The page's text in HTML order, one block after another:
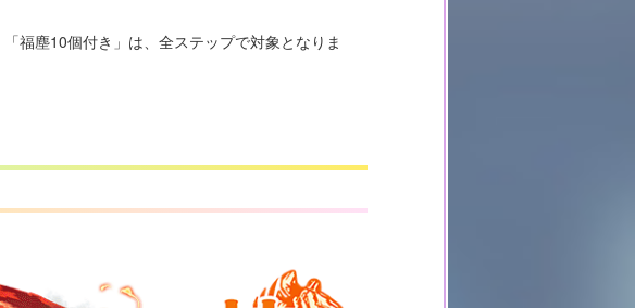
福塵10個付き」は、全ステップで対象となりま